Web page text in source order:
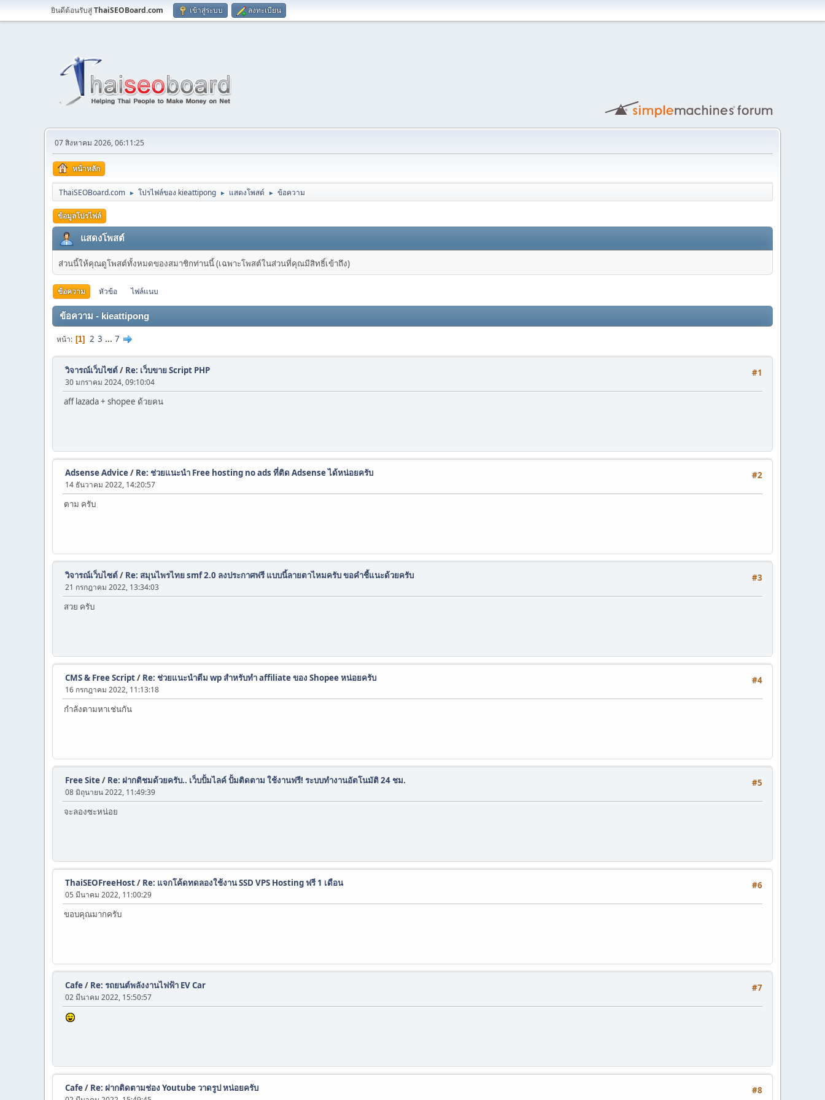
ยินดีต้อนรับสู่ThaiSEOBoard.com เข้าสู่ระบบ ลงทะเบียน
07 สิงหาคม 2026, 06:11:25
หน้าหลัก
ThaiSEOBoard.com ► โปรไฟล์ของ kieattipong ► แสดงโพสต์ ► ข้อความ
ข้อมูลโปรไฟล์
แสดงโพสต์
ส่วนนี้ให้คุณดูโพสต์ทั้งหมดของสมาชิกท่านนี้ (เฉพาะโพสต์ในส่วนที่คุณมีสิทธิ์เข้าถึง)
ข้อความ หัวข้อ ไฟล์แนบ
ข้อความ - kieattipong
หน้า 1 2 3 ... 7
#1
วิจารณ์เว็บไซต์/ Re: เว็บขาย Script PHP
30 มกราคม 2024, 09:10:04
aff lazada + shopee ด้วยคน
#2
Adsense Advice/ Re: ช่วยแนะนำ Free hosting no ads ที่ติด Adsense ได้หน่อยครับ
14 ธันวาคม 2022, 14:20:57
ตาม ครับ
#3
วิจารณ์เว็บไซต์/ Re: สมุนไพรไทย smf 2.0 ลงประกาศฟรี แบบนี้ลายตาไหมครับ ขอคำชี้แนะด้วยครับ
21 กรกฎาคม 2022, 13:34:03
สวย ครับ
#4
CMS & Free Script/ Re: ช่วยแนะนำตีม wp สำหรับทำ affiliate ของ Shopee หน่อยครับ
16 กรกฎาคม 2022, 11:13:18
กำลังตามหาเช่นกัน
#5
Free Site/ Re: ฝากติชมด้วยครับ.. เว็บปั้มไลค์ ปั้มติดตาม ใช้งานฟรี! ระบบทำงานอัตโนมัติ 24 ชม.
08 มิถุนายน 2022, 11:49:39
จะลองซะหน่อย
#6
ThaiSEOFreeHost/ Re: แจกโค้ดทดลองใช้งาน SSD VPS Hosting ฟรี 1 เดือน
05 มีนาคม 2022, 11:00:29
ขอบคุณมากครับ
#7
Cafe/ Re: รถยนต์พลังงานไฟฟ้า EV Car
02 มีนาคม 2022, 15:50:57
#8
Cafe/ Re: ฝากติดตามช่อง Youtube วาดรูป หน่อยครับ